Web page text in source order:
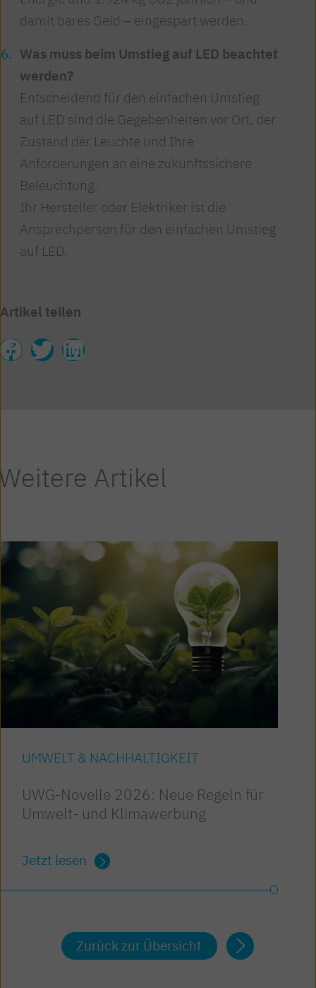
damit bares Geld ‒ eingespart werden.
Was muss beim Umstieg auf LED beachtet
werden?
Entscheidend für den einfachen Umstieg
auf LED sind die Gegebenheiten vor Ort, der
Zustand der Leuchte und Ihre
Anforderungen an eine zukunftssichere
Beleuchtung.
Ihr Hersteller oder Elektriker ist die
Ansprechperson für den einfachen Umstieg
auf LED.
Artikel teilen
Artikel
UMWELT & NACHHALTIGKEIT
UWG-Novelle 2026: Neue Regeln für
Umwelt- und Klimawerbung
Jetzt lesen
Zurück zur Übersicht